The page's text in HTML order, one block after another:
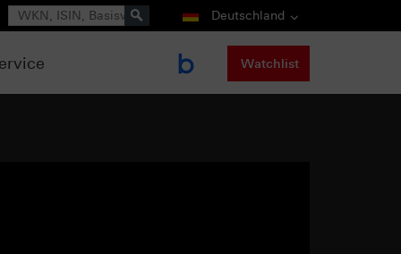
Suche Deutschland
Watchlist